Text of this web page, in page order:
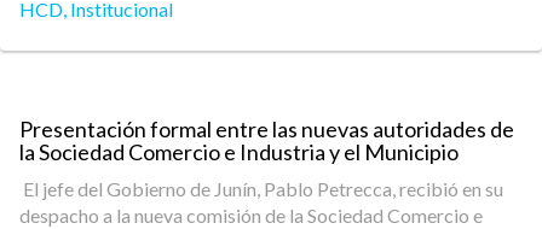
HCD, Institucional
Presentación formal entre las nuevas autoridades de
la Sociedad Comercio e Industria y el Municipio
El jefe del Gobierno de Junín, Pablo Petrecca, recibió en su
despacho a la nueva comisión de la Sociedad Comercio e